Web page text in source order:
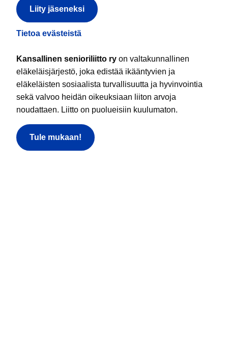
Liity jäseneksi
Tietoa evästeistä
Kansallinen senioriliitto ry on valtakunnallinen
eläkeläisjärjestö, joka edistää ikääntyvien ja
eläkeläisten sosiaalista turvallisuutta ja hyvinvointia
sekä valvoo heidän oikeuksiaan liiton arvoja
noudattaen. Liitto on puolueisiin kuulumaton.
Tule mukaan!